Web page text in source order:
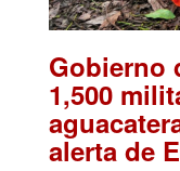
Gobierno
1,500
alerta de